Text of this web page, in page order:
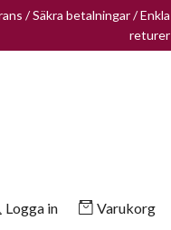
/ Säkra betalningar / Enkla
returer
Logga in Varukorg